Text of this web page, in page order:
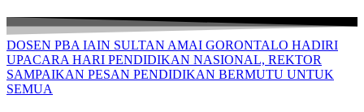
DOSEN PBA IAIN SULTAN AMAI GORONTALO HADIRI
UPACARA HARI PENDIDIKAN NASIONAL, REKTOR
SAMPAIKAN PESAN PENDIDIKAN BERMUTU UNTUK
SEMUA